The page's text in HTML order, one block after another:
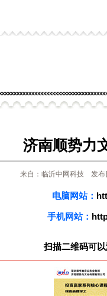
济南顺势力
来自：临沂中网科技 发
电脑网站：
手机网站：
扫描二维码可